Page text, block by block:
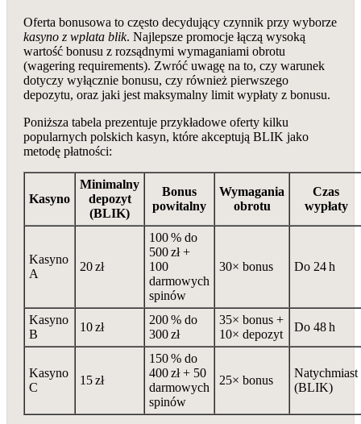
Oferta bonusowa to często decydujący czynnik przy wyborze
kasyno z wplata blik. Najlepsze promocje łączą wysoką
wartość bonusu z rozsądnymi wymaganiami obrotu
(wagering requirements). Zwróć uwagę na to, czy warunek
dotyczy wyłącznie bonusu, czy również pierwszego
depozytu, oraz jaki jest maksymalny limit wypłaty z bonusu.
Poniższa tabela prezentuje przykładowe oferty kilku
popularnych polskich kasyn, które akceptują BLIK jako
metodę płatności:
Kasyno
Minimalny
depozyt
(BLIK)
Bonus
powitalny
Wymagania
obrotu
Czas
wypłaty
Kasyno
A
20 zł
100 % do
500 zł +
100
darmowych
spinów
30× bonus Do 24 h
Kasyno
B
10 zł
200 % do
300 zł
35× bonus +
10× depozyt
Do 48 h
Kasyno
C
15 zł
150 % do
400 zł + 50
darmowych
spinów
25× bonus
Natychmiast
(BLIK)